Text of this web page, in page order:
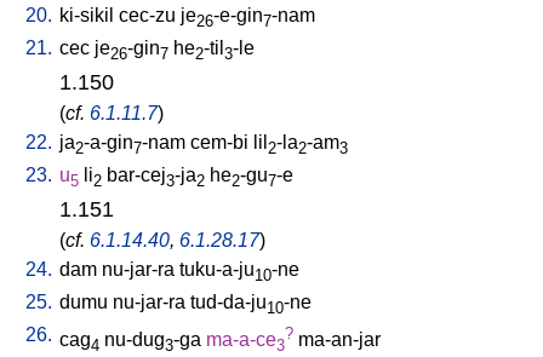
20. ki-sikil cec-zu je26-e-gin7-nam
21. cec je26-gin7 he2-til 3-le
1.150
(cf. 6.1.11.7)
22. ja2-a-gin7-nam cem-bi lil 2-la2-am3
23. u5 li2 bar-cej3-ja2 he2-gu7-e
1.151
(cf. 6.1.14.40, 6.1.28.17)
24. dam nu-jar-ra tuku-a-ju10-ne
25. dumu nu-jar-ra tud-da-ju10-ne
26. cag4 nu-dug3-ga ma-a-ce3
? ma-an-jar